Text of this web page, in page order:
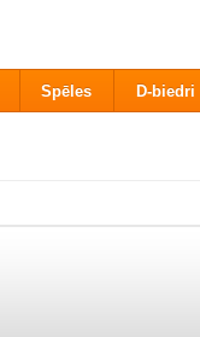
Spēles D-biedri